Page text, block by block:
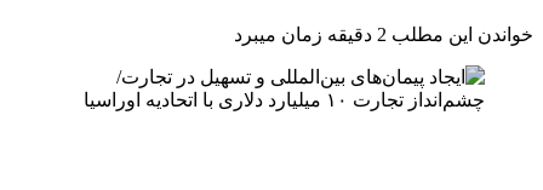
خواندن این مطلب 2 دقیقه زمان میبرد